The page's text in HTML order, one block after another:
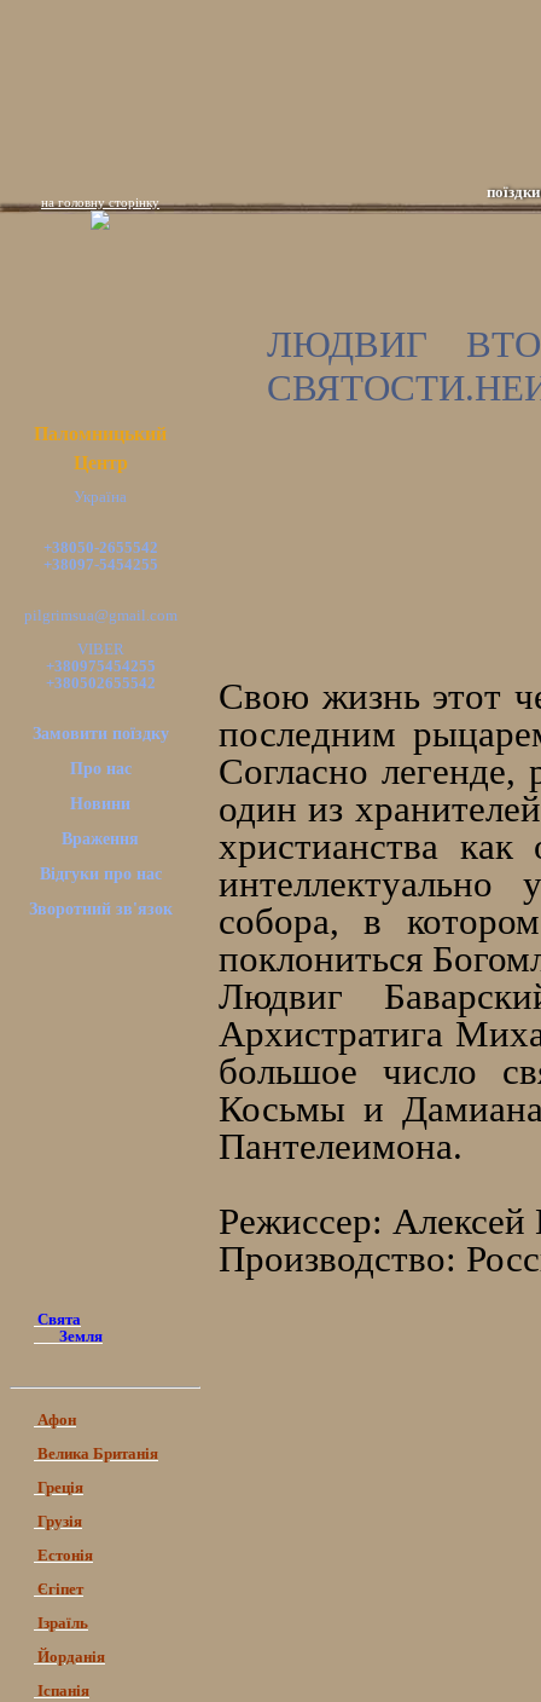
поїздки
на головну сторінку
Паломницький
Центр
Україна
+38050-2655542
+38097-5454255
pilgrimsua@gmail.com
VIBER
+380975454255
+380502655542
Замовити поїздку
Про нас
Новини
Враження
Відгуки про нас
Зворотний зв'язок
Свята
Земля
Афон
Велика Британія
Греція
Грузія
Естонія
Єгіпет
Ізраїль
Йорданія
Іспанія
ЛЮДВИГ
Свою жизнь этот
последним
Согласно
один из
христианства
интеллектуально
собора, в
поклониться
Людвиг
Архистратига
большое число
Косьмы и
Пантелеимона.
Режиссер:
Производство: